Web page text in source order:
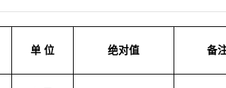
单 位 绝对值 备